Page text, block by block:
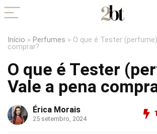
Início » Perfumes » O que é Tester
comprar?
O que é Tester
Vale a pena
Érica Morais
25 setembro, 2024